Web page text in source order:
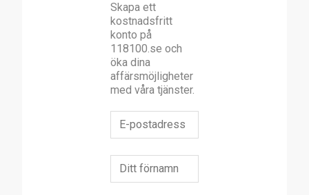
Skapa ett
kostnadsfritt
konto på
118100.se och
öka dina
affärsmöjligheter
med våra tjänster.